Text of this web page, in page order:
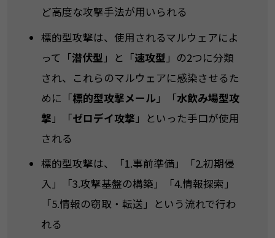
ど高度な攻撃手法が用いられる​
​​標的型攻撃は、使用されるマルウェアによ
って「​​潜伏型​ ​」と「​​速攻型 ​​」の2つに分類
され、これらのマルウェアに感染させるた
めに「​​標的型攻撃メール ​​」「​​水飲み場型攻
撃 ​​」「​​ゼロデイ攻撃 ​​」といった手口が使用
される​
​​標的型攻撃は、「1.事前準備」「2.初期侵
入」「3.攻撃基盤の構築」「4.情報探索」
「5.情報の窃取・転送」という流れで行わ
れる​